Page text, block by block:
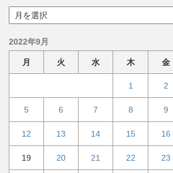
ー
イ
2022年9月
月 火 水 木 金
1 2
5 6 7 8 9
12 13 14 15 16
19 20 21 22 23